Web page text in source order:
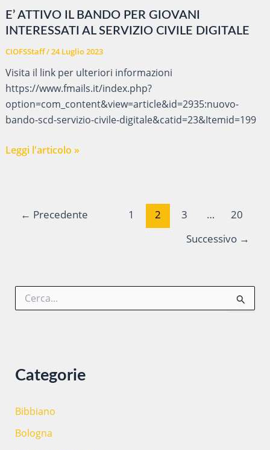
E’ ATTIVO IL BANDO PER GIOVANI
INTERESSATI AL SERVIZIO CIVILE DIGITALE
CIOFSStaff/24 Luglio 2023
Visita il link per ulteriori informazioni
https://www.fmails.it/index.php?
option=com_content&view=article&id=2935:nuovo-
bando-scd-servizio-civile-digitale&catid=23&Itemid=199
E’
CIVILE
DIGITALE
Leggi l'articolo »
Paginazione
← Precedente 1 2 3 …
20
Successivo →
C
Categorie
Bibbiano
Bologna